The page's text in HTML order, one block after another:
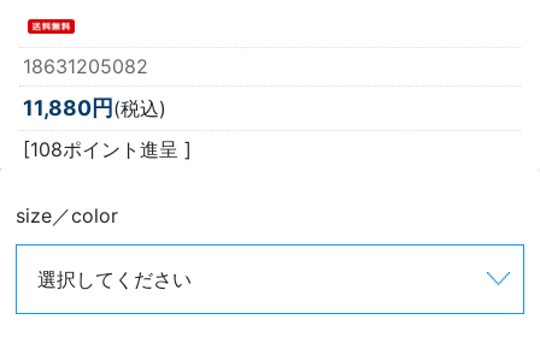
18631205082
11,880円 (税込)
[108ポイント進呈 ]
size／color